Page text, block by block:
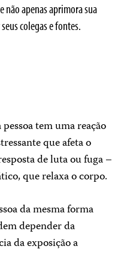
não apenas aprimora sua
colegas e fontes.
tem uma reação
que afeta o
de luta ou fuga –
que relaxa o corpo.
da mesma forma
depender da
da exposição a